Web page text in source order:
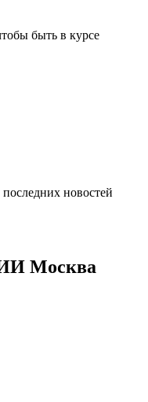
быть в курсе
новостей
Москва